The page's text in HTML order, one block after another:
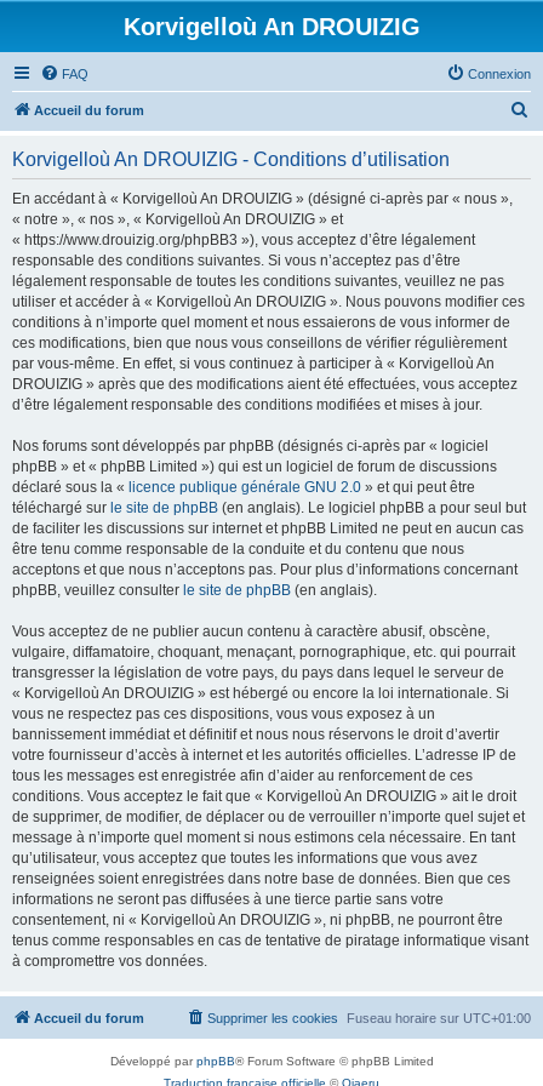
Korvigelloù An DROUIZIG
FAQ Connexion
Accueil du forum
Korvigelloù An DROUIZIG - Conditions d’utilisation
En accédant à « Korvigelloù An DROUIZIG » (désigné ci-après par « nous »,
« notre », « nos », « Korvigelloù An DROUIZIG » et
« https://www.drouizig.org/phpBB3 »), vous acceptez d’être légalement
responsable des conditions suivantes. Si vous n’acceptez pas d’être
légalement responsable de toutes les conditions suivantes, veuillez ne pas
utiliser et accéder à « Korvigelloù An DROUIZIG ». Nous pouvons modifier ces
conditions à n’importe quel moment et nous essaierons de vous informer de
ces modifications, bien que nous vous conseillons de vérifier régulièrement
par vous-même. En effet, si vous continuez à participer à « Korvigelloù An
DROUIZIG » après que des modifications aient été effectuées, vous acceptez
d’être légalement responsable des conditions modifiées et mises à jour.
Nos forums sont développés par phpBB (désignés ci-après par « logiciel
phpBB » et « phpBB Limited ») qui est un logiciel de forum de discussions
déclaré sous la « licence publique générale GNU 2.0 » et qui peut être
téléchargé sur le site de phpBB (en anglais). Le logiciel phpBB a pour seul but
de faciliter les discussions sur internet et phpBB Limited ne peut en aucun cas
être tenu comme responsable de la conduite et du contenu que nous
acceptons et que nous n’acceptons pas. Pour plus d’informations concernant
phpBB, veuillez consulter le site de phpBB (en anglais).
Vous acceptez de ne publier aucun contenu à caractère abusif, obscène,
vulgaire, diffamatoire, choquant, menaçant, pornographique, etc. qui pourrait
transgresser la législation de votre pays, du pays dans lequel le serveur de
« Korvigelloù An DROUIZIG » est hébergé ou encore la loi internationale. Si
vous ne respectez pas ces dispositions, vous vous exposez à un
bannissement immédiat et définitif et nous nous réservons le droit d’avertir
votre fournisseur d’accès à internet et les autorités officielles. L’adresse IP de
tous les messages est enregistrée afin d’aider au renforcement de ces
conditions. Vous acceptez le fait que « Korvigelloù An DROUIZIG » ait le droit
de supprimer, de modifier, de déplacer ou de verrouiller n’importe quel sujet et
message à n’importe quel moment si nous estimons cela nécessaire. En tant
qu’utilisateur, vous acceptez que toutes les informations que vous avez
renseignées soient enregistrées dans notre base de données. Bien que ces
informations ne seront pas diffusées à une tierce partie sans votre
consentement, ni « Korvigelloù An DROUIZIG », ni phpBB, ne pourront être
tenus comme responsables en cas de tentative de piratage informatique visant
à compromettre vos données.
Accueil du forum Fuseau horaire sur UTC+01:00
Supprimer les cookies
Développé parphpBB® Forum Software © phpBB Limited
Traduction française officielle ©Qiaeru